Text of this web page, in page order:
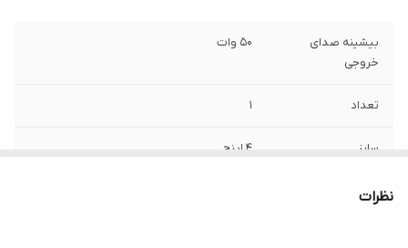
بیشینه صدای
خروجی
50 وات
تعداد 1
سایز 4 اینچ
عمق نصبنظرات